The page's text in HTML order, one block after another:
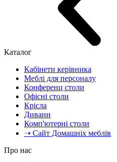
Каталог
Кабінети керівника
Меблі для персоналу
Конференц столи
Офісні столи
Крісла
Дивани
Комп'ютерні столи
➝ Сайт Домашніх меблів
Про нас